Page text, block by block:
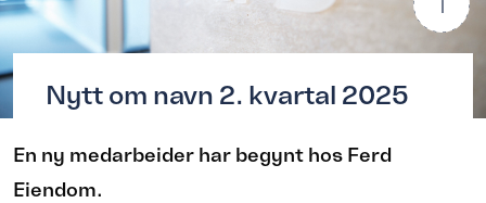
Nytt om navn 2. kvartal 2025
En ny medarbeider har begynt hos Ferd
Eiendom.